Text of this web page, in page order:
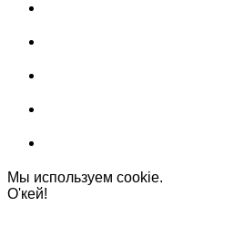
Мы используем cookie.
О'кей!